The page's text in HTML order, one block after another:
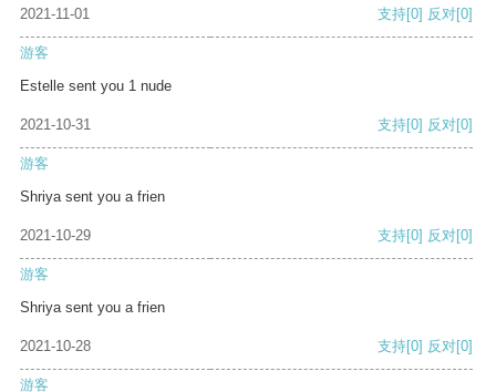
2021-11-01 支持[0] 反对[0]
游客
Estelle sent you 1 nude
2021-10-31 支持[0] 反对[0]
游客
Shriya sent you a frien
2021-10-29 支持[0] 反对[0]
游客
Shriya sent you a frien
2021-10-28 支持[0] 反对[0]
游客